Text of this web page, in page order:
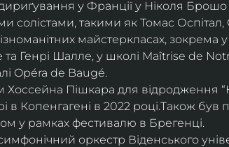
у Франції у Ніколя Брошо
солістами, такими як Томас Оспітал,
майстеркласах, зокрема
Генрі Шалле, у школі Maîtrise de
Opéra de Baugé.
Пішкара для відродження
в Копенгагені в 2022 році.Також був
у рамках фестивалю в Брегенці.
оркестр Віденського